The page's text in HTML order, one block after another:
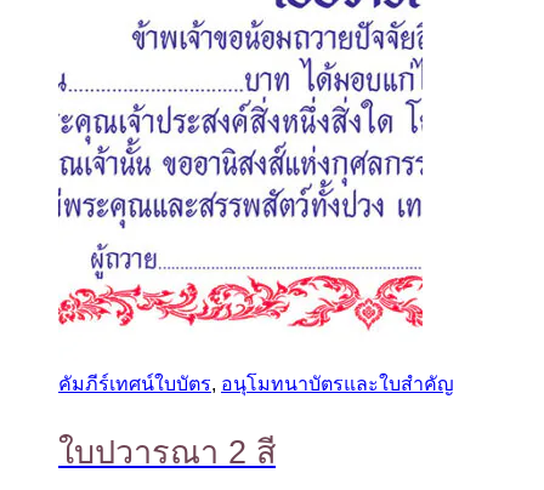
คัมภีร์เทศน์ใบบัตร, อนุโมทนาบัตรและใบสำคัญ
ใบปวารณา 2 สี